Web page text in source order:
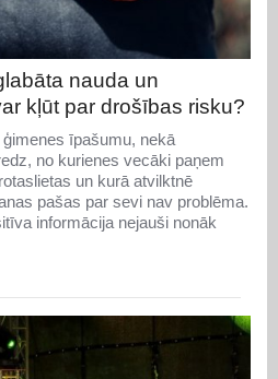
nauda un
kļūt par drošības risku?
īpašumu, nekā
no kurienes vecāki paņem
un kurā atvilktnē
pašas par sevi nav problēma.
informācija nejauši nonāk